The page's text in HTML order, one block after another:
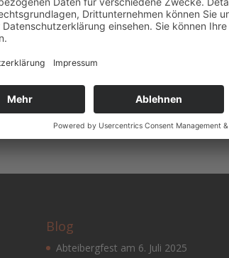
OSTERLICHT IN
in der Nacht zu Ostersonntag helle
als Zeichen der Zuversicht in der Corona-
Blog
Abteibergfest am 6. Juli 2025